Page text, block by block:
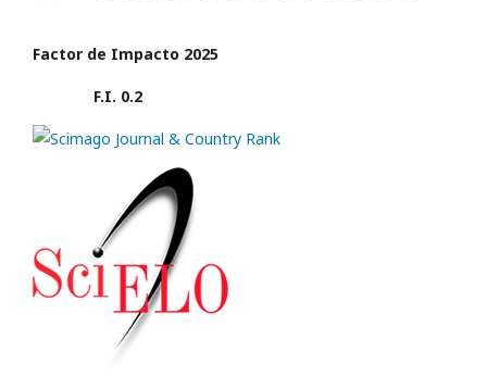
Factor de Impacto 2025
F.I. 0.2